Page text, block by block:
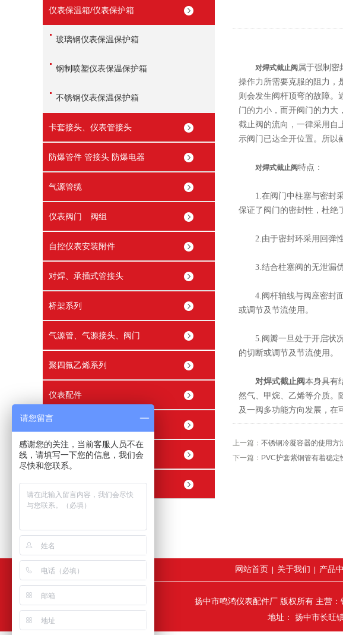
仪表保温箱/仪表保护箱
玻璃钢仪表保温保护箱
钢制喷塑仪表保温保护箱
不锈钢仪表保温保护箱
卡套接头、仪表管接头
防爆管件 管接头 防爆电器
气源管缆
仪表阀门 阀组
自控仪表安装附件
对焊、承插式管接头
桥架系列
气源管、气源接头、阀门
聚四氟乙烯系列
仪表配件
穿线管接头 穿线盒
精密内螺纹止回阀
精密球阀
对焊式截止阀 属于强制密
操作力所需要克服的阻力，
则会发生阀杆顶弯的故障。
门的力小，而开阀门的力大
截止阀的流向，一律采用自
示阀门已达全开位置。所以
对焊式截止阀特点：
1.在阀门中柱塞与密封采
保证了阀门的密封性，杜绝
2.由于密封环采用回弹性
3.结合柱塞阀的无泄漏优
4.阀杆轴线与阀座密封面
或调节及节流使用。
5.阀瓣一旦处于开启状况
的切断或调节及节流使用。
对焊式截止阀本身具有
然气、甲烷、乙烯等介质。
及一阀多功能方向发展，在
上一篇： 不锈钢冷凝容器的使用方
下一篇： PVC护套紫铜管有着稳
网站首页 关于我们 产品
扬中市鸣鸿仪表配件厂 版权所有 主营
地址： 扬中市长旺
请您留言
感谢您的关注，当前客服人员不在
线，请填写一下您的信息，我们会
尽快和您联系。